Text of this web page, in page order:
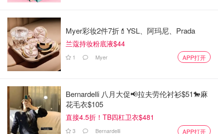
Myer彩妆2件7折💄YSL、阿玛尼、Prada
兰蔻持妆粉底液$44
1 Myer APP打开
Bernardelli 八月大促📢拉夫劳伦衬衫$51🐎麻
花毛衣$105
直接4.5折！TB四杠卫衣$481
3 Bernardelli APP打开